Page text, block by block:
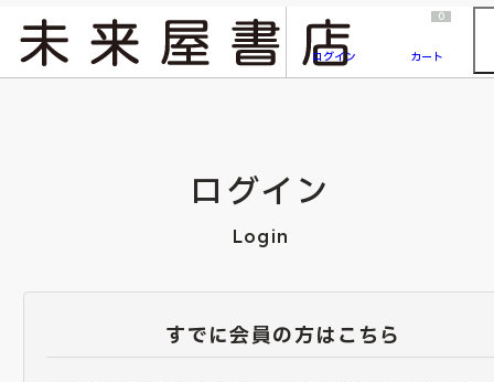
『ONE PIECE magazine 021 ONE PIECEカード付き同梱版』発売延期のご案内
ログイン
0
カート
ログイン
Login
すでに会員の方はこちら